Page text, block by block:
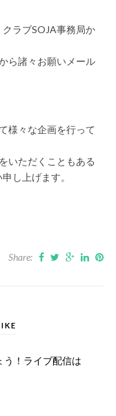
ラブSOJA事務局か
ら諸々お願いメール
様々な企画を行って
いただくこともある
し上げます。
Share:
う！ライブ配信は